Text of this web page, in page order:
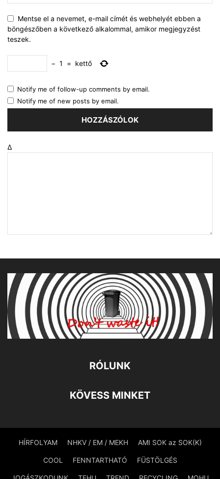
Mentse el a nevemet, e-mail címét és webhelyét ebben a
böngészőben a következő alkalommal, amikor megjegyzést
teszek.
− 1 = kettő
Notify me of follow-up comments by email.
Notify me of new posts by email.
Δ
RÓLUNK
KÖVESS MINKET
HÍRFOLYAM NHKV / EM / MEKH AMI SOK az SOK(K)
COOL FENNTARTHATÓ FÜSTÖLGÉS